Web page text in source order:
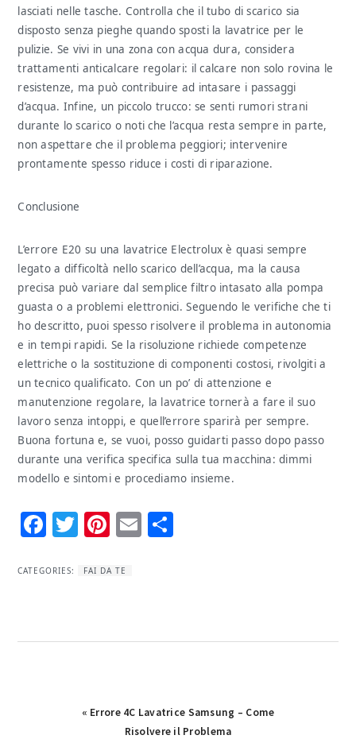
lasciati nelle tasche. Controlla che il tubo di scarico sia
disposto senza pieghe quando sposti la lavatrice per le
pulizie. Se vivi in una zona con acqua dura, considera
trattamenti anticalcare regolari: il calcare non solo rovina le
resistenze, ma può contribuire ad intasare i passaggi
d’acqua. Infine, un piccolo trucco: se senti rumori strani
durante lo scarico o noti che l’acqua resta sempre in parte,
non aspettare che il problema peggiori; intervenire
prontamente spesso riduce i costi di riparazione.
Conclusione
L’errore E20 su una lavatrice Electrolux è quasi sempre
legato a difficoltà nello scarico dell’acqua, ma la causa
precisa può variare dal semplice filtro intasato alla pompa
guasta o a problemi elettronici. Seguendo le verifiche che ti
ho descritto, puoi spesso risolvere il problema in autonomia
e in tempi rapidi. Se la risoluzione richiede competenze
elettriche o la sostituzione di componenti costosi, rivolgiti a
un tecnico qualificato. Con un po’ di attenzione e
manutenzione regolare, la lavatrice tornerà a fare il suo
lavoro senza intoppi, e quell’errore sparirà per sempre.
Buona fortuna e, se vuoi, posso guidarti passo dopo passo
durante una verifica specifica sulla tua macchina: dimmi
modello e sintomi e procediamo insieme.
Facebook
Twitter
Pinterest
Email
CATEGORIES: FAI DA TE
Previous
« Errore 4C Lavatrice Samsung​​​ – Come
Risolvere il Problema